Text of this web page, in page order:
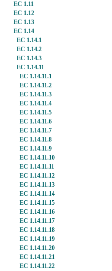
EC 1.11
EC 1.12
EC 1.13
EC 1.14
EC 1.14.1
EC 1.14.2
EC 1.14.3
EC 1.14.11
EC 1.14.11.1
EC 1.14.11.2
EC 1.14.11.3
EC 1.14.11.4
EC 1.14.11.5
EC 1.14.11.6
EC 1.14.11.7
EC 1.14.11.8
EC 1.14.11.9
EC 1.14.11.10
EC 1.14.11.11
EC 1.14.11.12
EC 1.14.11.13
EC 1.14.11.14
EC 1.14.11.15
EC 1.14.11.16
EC 1.14.11.17
EC 1.14.11.18
EC 1.14.11.19
EC 1.14.11.20
EC 1.14.11.21
EC 1.14.11.22